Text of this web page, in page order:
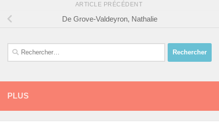
ARTICLE PRÉCÉDENT
De Grove-Valdeyron, Nathalie
Rechercher :
PLUS